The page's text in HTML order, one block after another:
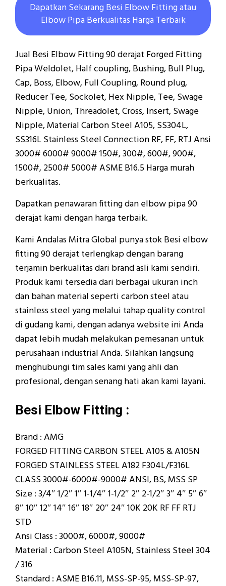
Dapatkan Sekarang Besi Elbow Fitting atau
Elbow Pipa Berkualitas Harga Terbaik
Jual Besi Elbow Fitting 90 derajat Forged Fitting
Pipa Weldolet, Half coupling, Bushing, Bull Plug,
Cap, Boss, Elbow, Full Coupling, Round plug,
Reducer Tee, Sockolet, Hex Nipple, Tee, Swage
Nipple, Union, Threadolet, Cross, Insert, Swage
Nipple, Material Carbon Steel A105, SS304L,
SS316L Stainless Steel Connection RF, FF, RTJ Ansi
3000# 6000# 9000# 150#, 300#, 600#, 900#,
1500#, 2500# 5000# ASME B16.5 Harga murah
berkualitas.
Dapatkan penawaran fitting dan elbow pipa 90
derajat kami dengan harga terbaik.
Kami Andalas Mitra Global punya stok Besi elbow
fitting 90 derajat terlengkap dengan barang
terjamin berkualitas dari brand asli kami sendiri.
Produk kami tersedia dari berbagai ukuran inch
dan bahan material seperti carbon steel atau
stainless steel yang melalui tahap quality control
di gudang kami, dengan adanya website ini Anda
dapat lebih mudah melakukan pemesanan untuk
perusahaan industrial Anda. Silahkan langsung
menghubungi tim sales kami yang ahli dan
profesional, dengan senang hati akan kami layani.
Besi Elbow Fitting :
Brand : AMG
FORGED FITTING CARBON STEEL A105 & A105N
FORGED STAINLESS STEEL A182 F304L/F316L
CLASS 3000#-6000#-9000# ANSI, BS, MSS SP
Size : 3/4″ 1/2″ 1″ 1-1/4″ 1-1/2″ 2″ 2-1/2″ 3″ 4″ 5″ 6″
8″ 10″ 12″ 14″ 16″ 18″ 20″ 24″ 10K 20K RF FF RTJ
STD
Ansi Class : 3000#, 6000#, 9000#
Material : Carbon Steel A105N, Stainless Steel 304
/ 316
Standard : ASME B16.11, MSS-SP-95, MSS-SP-97,